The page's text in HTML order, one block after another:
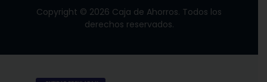
Copyright © 2026 Caja de Ahorros. Todos los
derechos reservados.